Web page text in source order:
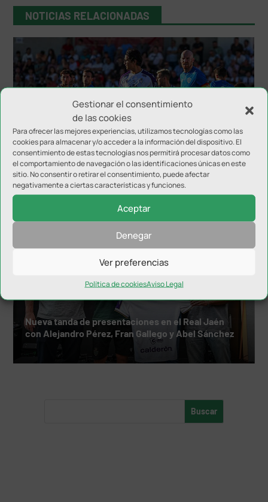
Gestionar el consentimiento
de las cookies
Para ofrecer las mejores experiencias, utilizamos tecnologías como las
cookies para almacenar y/o acceder a la información del dispositivo. El
consentimiento de estas tecnologías nos permitirá procesar datos como
el comportamiento de navegación o las identificaciones únicas en este
sitio. No consentir o retirar el consentimiento, puede afectar
negativamente a ciertas características y funciones.
Aceptar
Denegar
Ver preferencias
Política de cookiesAviso Legal
NOTICIAS RELACIONADAS
El Real Jaén avanza en su puesta a punto con un
triunfo en Martos
Nueva tanda de presentaciones en el Real Jaén
con Alejandro Pérez, Fran Gallego y Abel Sánchez